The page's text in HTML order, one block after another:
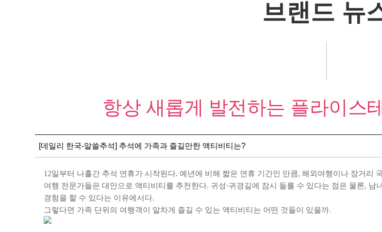
브랜드 뉴
항상 새롭게 발전하는 플라이스
[데일리 한국-알쓸추석] 추석에 가족과 즐길만한 액티비티는?
12일부터 나흘간 추석 연휴가 시작된다. 예년에 비해 짧은 연휴 기간인 만큼, 해외여행이나 장거리
여행 전문가들은 대안으로 액티비티를 추천한다. 귀성·귀경길에 잠시 들를 수 있다는 점은 물론,
경험을 할 수 있다는 이유에서다.
그렇다면 가족 단위의 여행객이 알차게 즐길 수 있는 액티비티는 어떤 것들이 있을까.